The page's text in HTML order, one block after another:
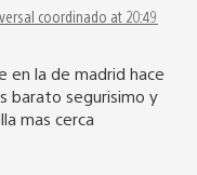
coordinado at 20:49
en la de madrid hace
barato segurisimo y
mas cerca